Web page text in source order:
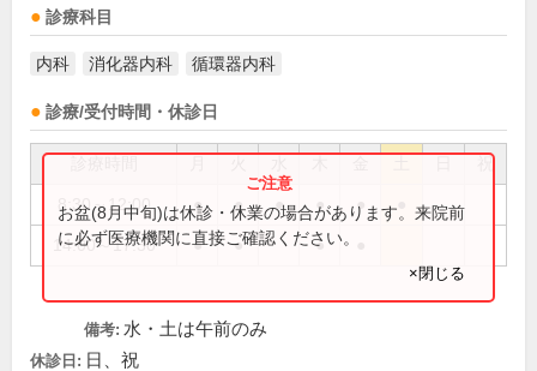
診療科目
内科 消化器内科 循環器内科
診療/受付時間・休診日
祝
8:30～12:00 ● ● ● ● ●
14:00～17:30 ● ● ●
お盆(8月中旬)は休診・休業の場合があります。来院前
に必ず医療機関に直接ご確認ください。
×閉じる
備考: 水・土は午前のみ
休診日: 日、祝